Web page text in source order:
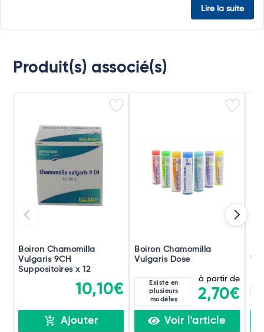
Lire la suite
Produit(s) associé(s)
Boiron Chamomilla
Vulgaris 9CH
Suppositoires x 12
10,10€
Ajouter
Boiron Chamomilla
Vulgaris Dose
Existe en
plusieurs
modèles
à partir de
2,70€
Voir l'article